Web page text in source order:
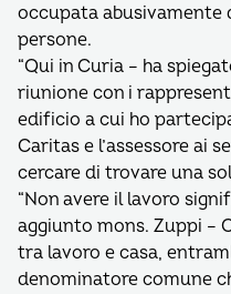
occupata abusivamente
persone.
“Qui in Curia – ha
riunione con i
edificio a cui ho
Caritas e l’assessore ai
cercare di trovare una
“Non avere il lavoro
aggiunto mons. Zuppi –
tra lavoro e casa,
denominatore comune